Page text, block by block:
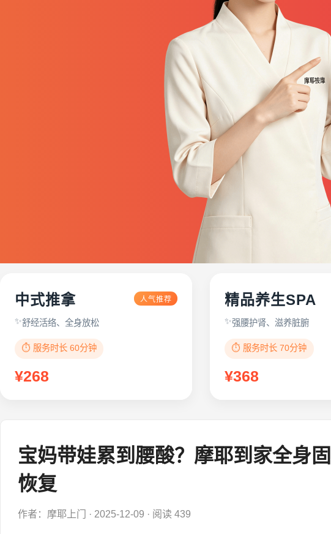
中式推拿 人气推荐
舒经活络、全身放松
⏱️ 服务时长 60分钟
¥268
精品养生SPA
强腰护肾、滋养脏腑
⏱️ 服务时长 70分钟
¥368
宝妈带娃累到腰酸？摩耶到家全身
恢复
作者：摩耶上门 · 2025-12-09 · 阅读 439